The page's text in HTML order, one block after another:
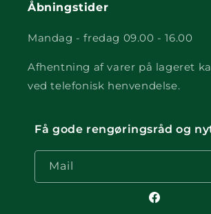
Åbningstider
Mandag - fredag 09.00 - 16.00
Afhentning af varer på lageret
ved telefonisk henvendelse.
Få gode rengøringsråd og
Mail
Facebook